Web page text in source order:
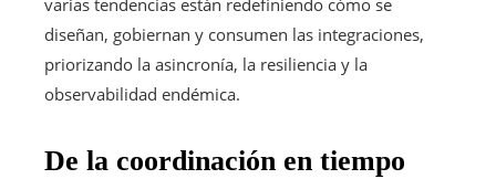
diseñan, gobiernan y consumen las integraciones,
priorizando la asincronía, la resiliencia y la
observabilidad endémica.
De la coordinación en tiempo